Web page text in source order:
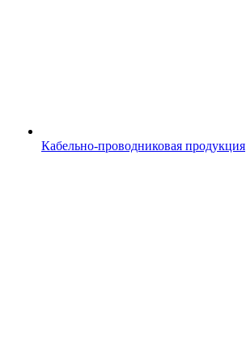
Кабельно-проводниковая продукция